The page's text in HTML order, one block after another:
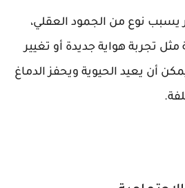
يسبب نوع من الجمود العقلي،
تجربة هواية جديدة أو تغيير
أن يعيد الحيوية ويحفز الدماغ